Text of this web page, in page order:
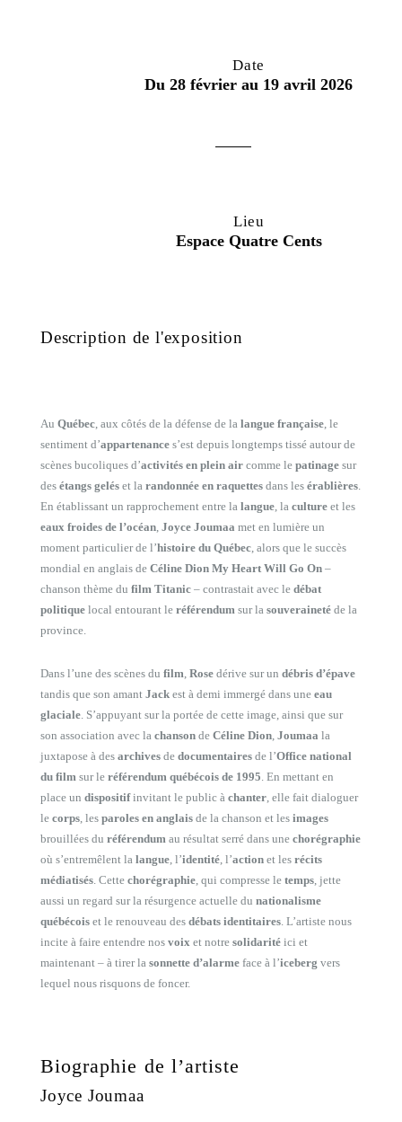
Date
Du 28 février au 19 avril 2026
Lieu
Espace Quatre Cents
Description de l'exposition
Au Québec , aux côtés de la défense de la langue française , le
sentiment d’appartenance s’est depuis longtemps tissé autour de
scènes bucoliques d’activités en plein air comme le patinage sur
des étangs gelés et la randonnée en raquettes dans les érablières
En établissant un rapprochement entre la langue , la culture et les
eaux froides de l’océan Joyce Joumaa met en lumière un
moment particulier de l’histoire du Québec , alors que le succès
mondial en anglais de Céline Dion My Heart Will Go On –
chanson thème du film Titanic – contrastait avec le débat
politique local entourant le référendum sur la souveraineté de la
province.
Dans l’une des scènes du film Rose dérive sur un débris d’épave
tandis que son amant Jack est à demi immergé dans une eau
glaciale . S’appuyant sur la portée de cette image, ainsi que sur
son association avec la chanson de Céline Dion Joumaa la
juxtapose à des archives de documentaires de l’Office national
du film sur le référendum québécois de 1995 . En mettant en
place un dispositifinvitant le public à chanter , elle fait dialoguer
le corps , les paroles en anglais de la chanson et les images
brouillées du référendum au résultat serré dans une chorégraphie
où s’entremêlent la langue , l’identité , l’action et les récits
médiatisés . Cette chorégraphie , qui compresse le temps , jette
aussi un regard sur la résurgence actuelle du nationalisme
québécois et le renouveau des débats identitaires . L’artiste nous
incite à faire entendre nos voix et notre solidarité ici et
maintenant – à tirer la sonnette d’alarme face à l’iceberg vers
lequel nous risquons de foncer.
Biographie de l’artiste
Joyce Joumaa